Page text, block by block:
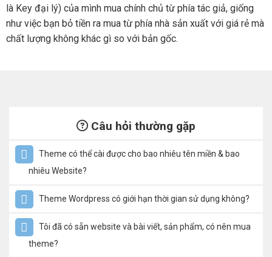
là Key đại lý) của mình mua chính chủ từ phía tác giả, giống
như việc bạn bỏ tiền ra mua từ phía nhà sản xuất với giá rẻ mà
chất lượng không khác gì so với bản gốc.
Câu hỏi thường gặp
Theme có thể cài được cho bao nhiêu tên miền & bao
nhiêu Website?
Theme Wordpress có giới hạn thời gian sử dụng không?
Tôi đã có sẵn website và bài viết, sản phẩm, có nên mua
theme?